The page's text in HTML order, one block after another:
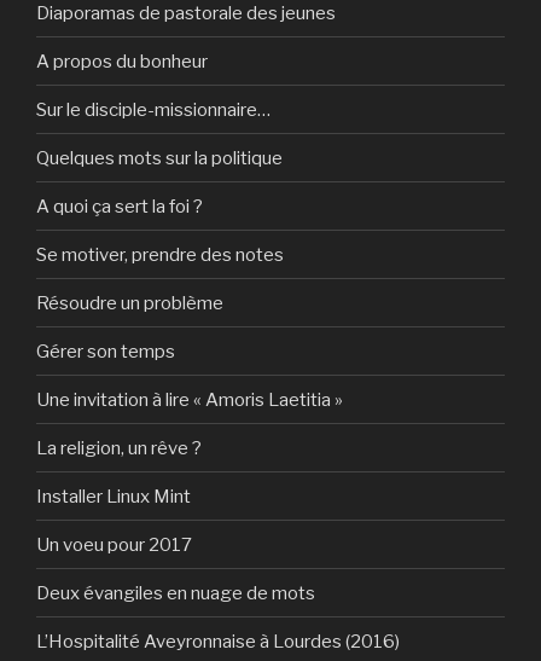
Diaporamas de pastorale des jeunes
A propos du bonheur
Sur le disciple-missionnaire…
Quelques mots sur la politique
A quoi ça sert la foi ?
Se motiver, prendre des notes
Résoudre un problème
Gérer son temps
Une invitation à lire « Amoris Laetitia »
La religion, un rêve ?
Installer Linux Mint
Un voeu pour 2017
Deux évangiles en nuage de mots
L’Hospitalité Aveyronnaise à Lourdes (2016)